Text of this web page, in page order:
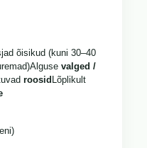
õisikud (kuni 30–40
Alguse valged /
roosid Lõplikult